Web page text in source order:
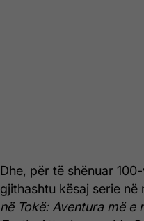
Dhe, për të shënuar
gjithashtu kësaj serie
në Tokë: Aventura më